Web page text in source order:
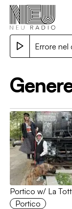
Errore nel
Portico w/ La
Portico